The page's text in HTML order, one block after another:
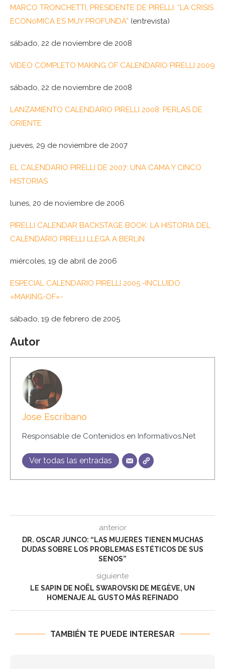
MARCO TRONCHETTI, PRESIDENTE DE PIRELLI: “LA CRISIS
ECONóMICA ES MUY PROFUNDA” (entrevista)
sábado, 22 de noviembre de 2008
VIDEO COMPLETO MAKING OF CALENDARIO PIRELLI 2009
sábado, 22 de noviembre de 2008
LANZAMIENTO CALENDARIO PIRELLI 2008: PERLAS DE
ORIENTE
jueves, 29 de noviembre de 2007
EL CALENDARIO PIRELLI DE 2007: UNA CAMA Y CINCO
HISTORIAS
lunes, 20 de noviembre de 2006
PIRELLI CALENDAR BACKSTAGE BOOK: LA HISTORIA DEL
CALENDARIO PIRELLI LLEGA A BERLíN
miércoles, 19 de abril de 2006
ESPECIAL CALENDARIO PIRELLI 2005 -INCLUIDO
»MAKING-OF»-
sábado, 19 de febrero de 2005
Autor
Jose Escribano
Responsable de Contenidos en Informativos.Net
Ver todas las entradas
anterior
DR. OSCAR JUNCO: “LAS MUJERES TIENEN MUCHAS
DUDAS SOBRE LOS PROBLEMAS ESTÉTICOS DE SUS
SENOS”
siguiente
LE SAPIN DE NOËL SWAROVSKI DE MEGÈVE, UN
HOMENAJE AL GUSTO MÁS REFINADO
TAMBIÉN TE PUEDE INTERESAR